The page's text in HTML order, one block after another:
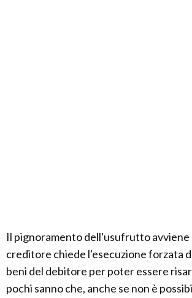
Il pignoramento dell'usufrutto avviene
creditore chiede l'esecuzione forzata
beni del debitore per poter essere
pochi sanno che, anche se non è